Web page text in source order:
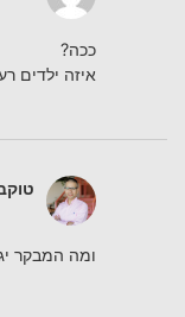
ככה?
איזה ילדים
ומה המבקר